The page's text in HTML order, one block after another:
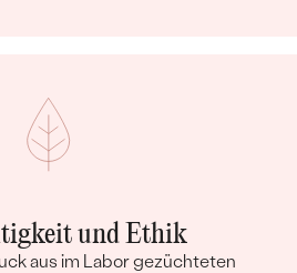
und Ethik
aus im Labor gezüchteten